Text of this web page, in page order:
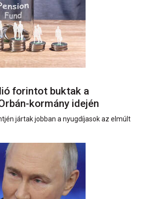
forintot buktak a
kormány idején
jártak jobban a nyugdíjasok az elmúlt